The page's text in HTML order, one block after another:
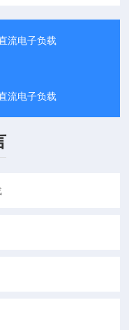
流电子负载
流电子负载